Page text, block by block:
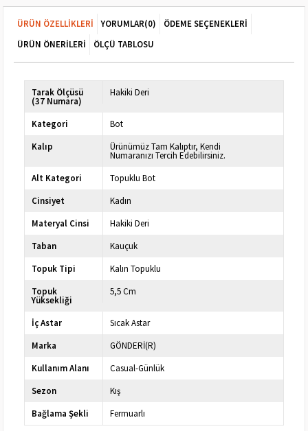
ÜRÜN ÖZELLIKLERI YORUMLAR(0)
ÖDEME SEÇENEKLERI
ÜRÜN ÖNERILERI
ÖLÇÜ TABLOSU
Tarak Ölçüsü
(37 Numara)
Hakiki Deri
Kategori
Bot
Kalıp
Ürünümüz Tam Kalıptır, Kendi
Numaranızı Tercih Edebilirsiniz.
Alt Kategori
Topuklu Bot
Cinsiyet
Kadın
Materyal Cinsi
Hakiki Deri
Taban
Kauçuk
Topuk Tipi
Kalın Topuklu
Topuk
Yüksekliği
5,5 Cm
İç Astar
Sıcak Astar
Marka
GÖNDERİ(R)
Kullanım Alanı
Casual-Günlük
Sezon
Kış
Bağlama Şekli
Fermuarlı